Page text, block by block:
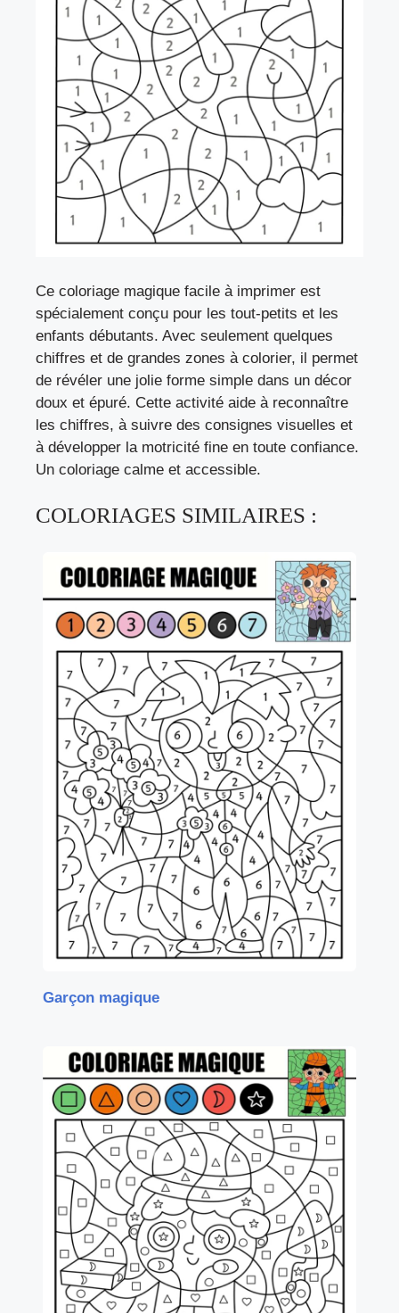
Ce coloriage magique facile à imprimer est
spécialement conçu pour les tout-petits et les
enfants débutants. Avec seulement quelques
chiffres et de grandes zones à colorier, il permet
de révéler une jolie forme simple dans un décor
doux et épuré. Cette activité aide à reconnaître
les chiffres, à suivre des consignes visuelles et
à développer la motricité fine en toute confiance.
Un coloriage calme et accessible.
COLORIAGES SIMILAIRES :
Garçon magique